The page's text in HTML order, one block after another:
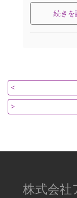
続きを
<
>
株式会社